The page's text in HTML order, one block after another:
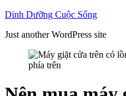
Skip
content
Dinh Dưỡng Cuộc Sống
Just another WordPress site